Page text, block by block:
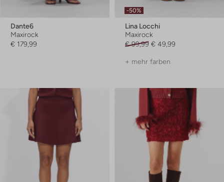
Dante6
Maxirock
€ 179,99
-50%
Lina Locchi
Maxirock
€ 99,99 € 49,99
+ mehr farben